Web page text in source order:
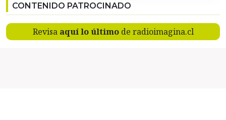
CONTENIDO PATROCINADO
Revisa aquí lo últimode radioimagina.cl